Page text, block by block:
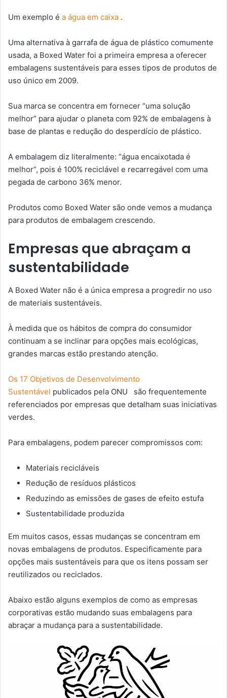
Um exemplo é a água em caixa .
Uma alternativa à garrafa de água de plástico comumente
usada, a Boxed Water foi a primeira empresa a oferecer
embalagens sustentáveis ​​para esses tipos de produtos de
uso único em 2009.
Sua marca se concentra em fornecer “uma solução
melhor” para ajudar o planeta com 92% de embalagens à
base de plantas e redução do desperdício de plástico.
A embalagem diz literalmente: “água encaixotada é
melhor”, pois é 100% reciclável e recarregável com uma
pegada de carbono 36% menor.
Produtos como Boxed Water são onde vemos a mudança
para produtos de embalagem crescendo.
Empresas que abraçam a
sustentabilidade
A Boxed Water não é a única empresa a progredir no uso
de materiais sustentáveis.
À medida que os hábitos de compra do consumidor
continuam a se inclinar para opções mais ecológicas,
grandes marcas estão prestando atenção.
Os 17 Objetivos de Desenvolvimento
Sustentável publicados pela ONU são frequentemente
referenciados por empresas que detalham suas iniciativas
verdes.
Para embalagens, podem parecer compromissos com:
Materiais recicláveis
Redução de resíduos plásticos
Reduzindo as emissões de gases de efeito estufa
Sustentabilidade produzida
Em muitos casos, essas mudanças se concentram em
novas embalagens de produtos. Especificamente para
opções mais sustentáveis ​​para que os itens possam ser
reutilizados ou reciclados.
Abaixo estão alguns exemplos de como as empresas
corporativas estão mudando suas embalagens para
abraçar a mudança para a sustentabilidade.